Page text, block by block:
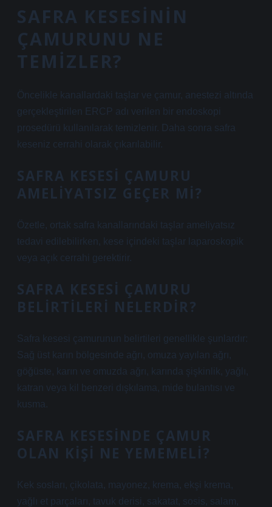
SAFRA KESESININ
ÇAMURUNU NE
TEMIZLER?
Öncelikle kanallardaki taşlar ve çamur, anestezi altında
gerçekleştirilen ERCP adı verilen bir endoskopi
prosedürü kullanılarak temizlenir. Daha sonra safra
keseniz cerrahi olarak çıkarılabilir.
SAFRA KESESI ÇAMURU
AMELIYATSIZ GEÇER MI?
Özetle, ortak safra kanallarındaki taşlar ameliyatsız
tedavi edilebilirken, kese içindeki taşlar laparoskopik
veya açık cerrahi gerektirir.
SAFRA KESESI ÇAMURU
BELIRTILERI NELERDIR?
Safra kesesi çamurunun belirtileri genellikle şunlardır:
Sağ üst karın bölgesinde ağrı, omuza yayılan ağrı,
göğüste, karın ve omuzda ağrı, karında şişkinlik, yağlı,
katran veya kil benzeri dışkılama, mide bulantısı ve
kusma.
SAFRA KESESINDE ÇAMUR
OLAN KIŞI NE YEMEMELI?
Kek sosları, çikolata, mayonez, krema, ekşi krema,
yağlı et parçaları, tavuk derisi, sakatat, sosis, salam,